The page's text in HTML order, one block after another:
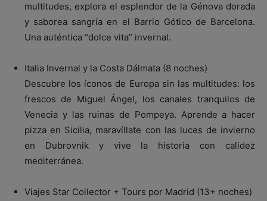
multitudes, explora el esplendor de la Génova dorada
y saborea sangría en el Barrio Gótico de Barcelona.
Una auténtica “dolce vita” invernal.
Italia Invernal y la Costa Dálmata (8 noches)
Descubre los íconos de Europa sin las multitudes: los
frescos de Miguel Ángel, los canales tranquilos de
Venecia y las ruinas de Pompeya. Aprende a hacer
pizza en Sicilia, maravíllate con las luces de invierno
en Dubrovnik y vive la historia con calidez
mediterránea.
Viajes Star Collector + Tours por Madrid (13+ noches)